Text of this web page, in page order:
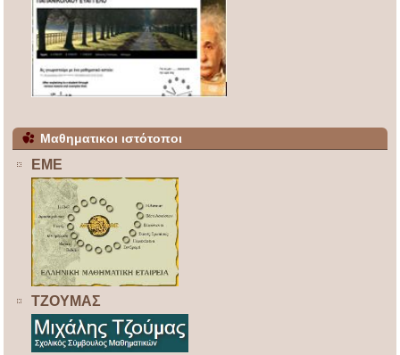
Μαθηματικοι ιστότοποι
ΕΜΕ
ΤΖΟΥΜΑΣ